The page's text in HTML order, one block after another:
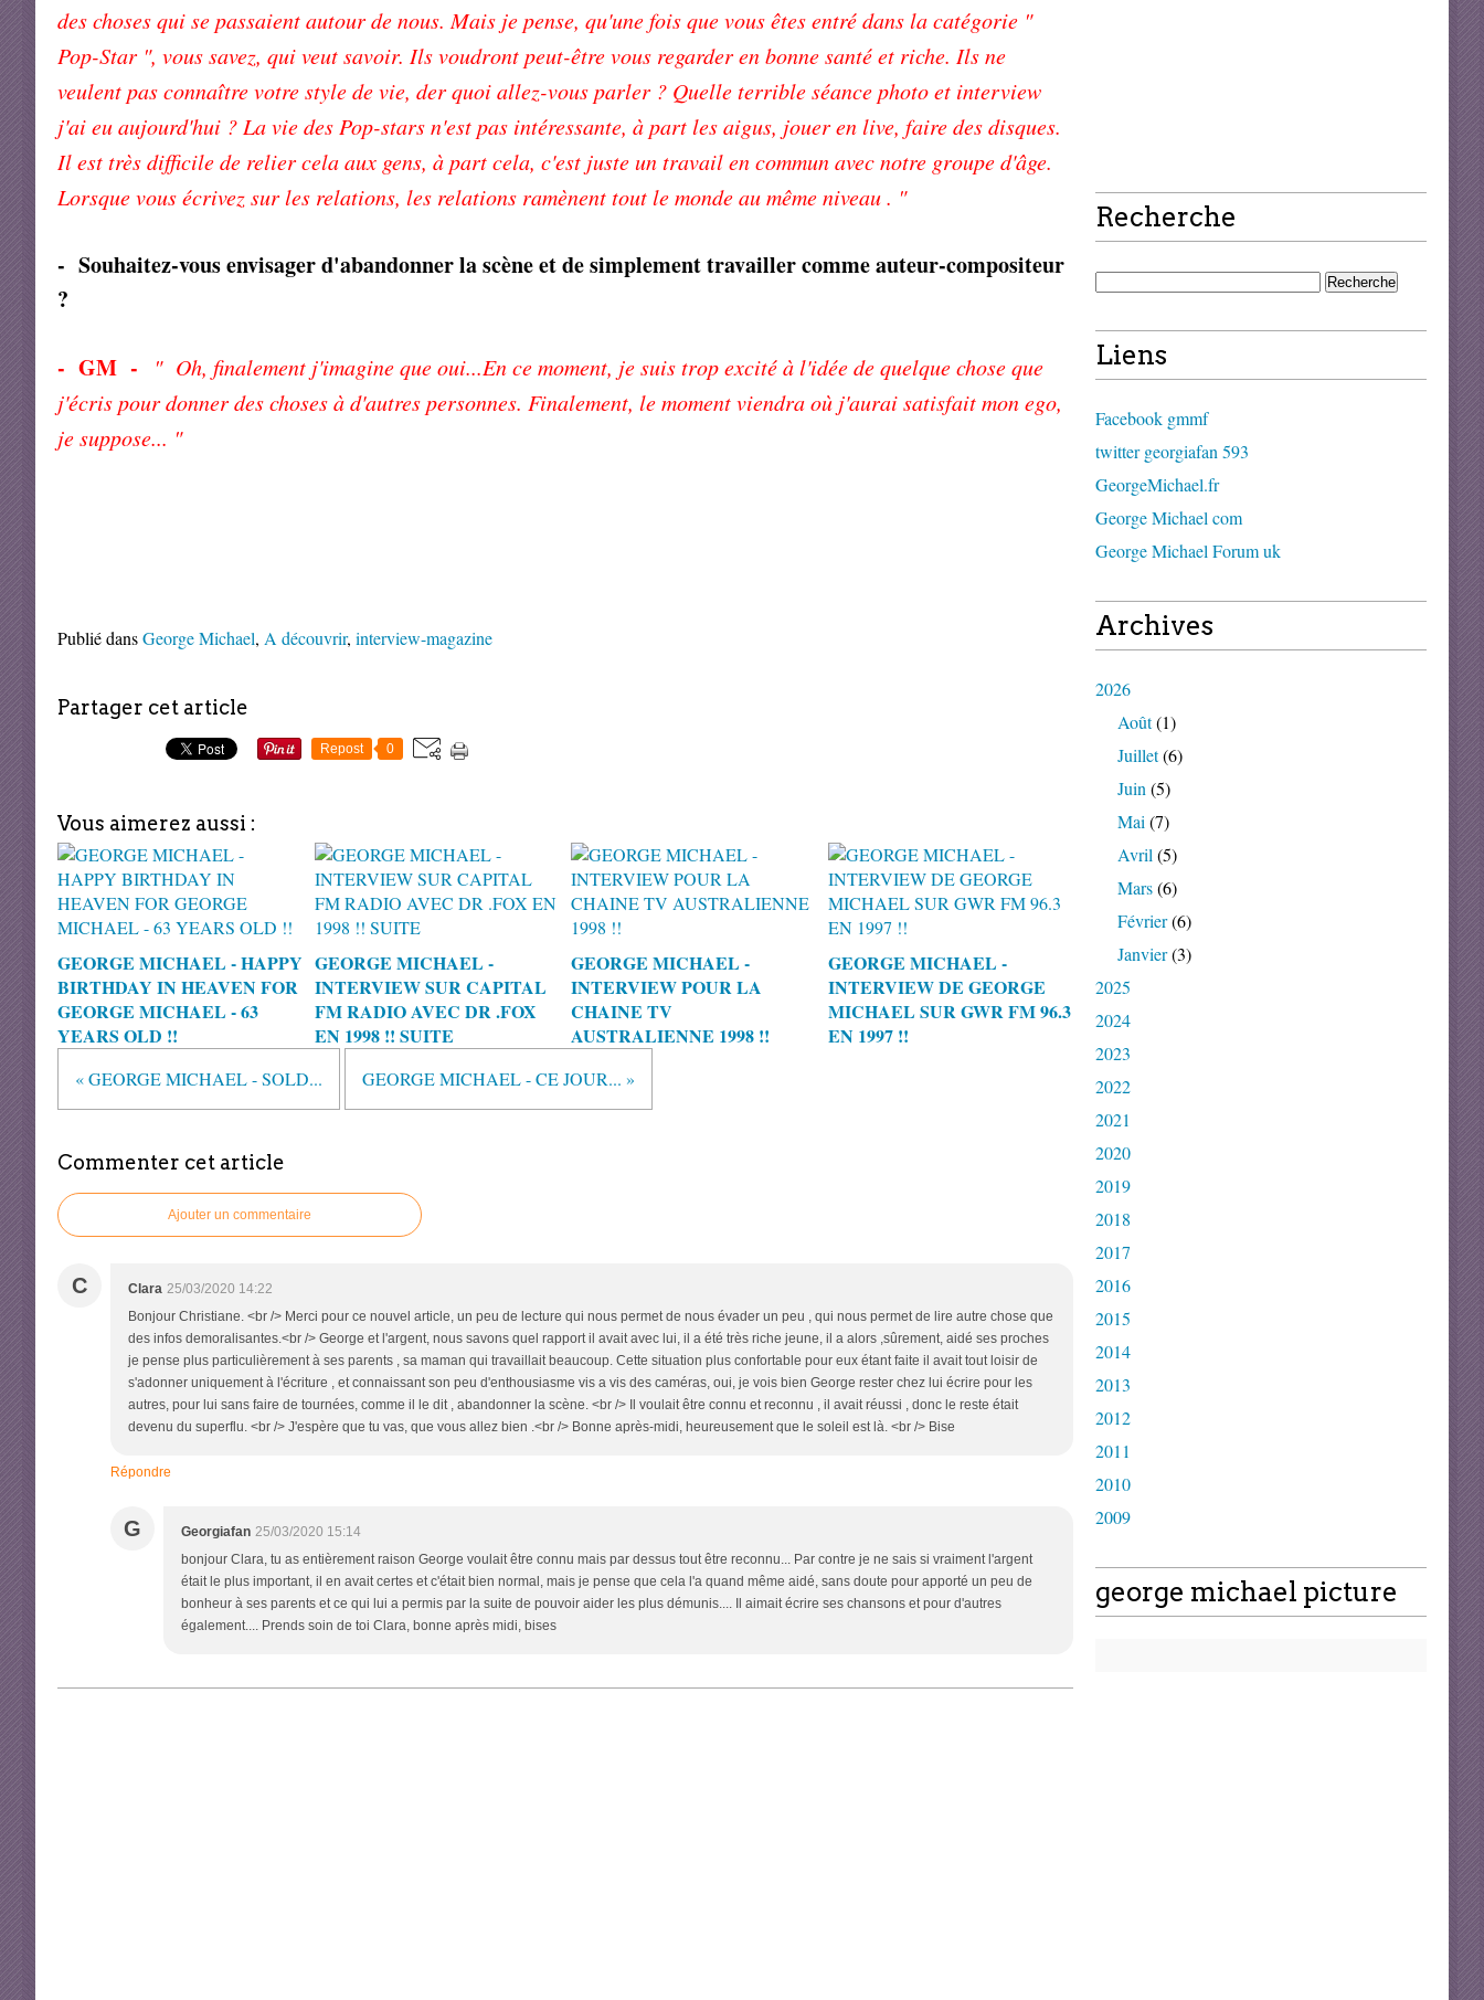
des choses qui se passaient autour de nous. Mais je pense, qu'une fois que vous êtes entré dans la catégorie "
Pop-Star ", vous savez, qui veut savoir. Ils voudront peut-être vous regarder en bonne santé et riche. Ils ne
veulent pas connaître votre style de vie, der quoi allez-vous parler ? Quelle terrible séance photo et interview
j'ai eu aujourd'hui ? La vie des Pop-stars n'est pas intéressante, à part les aigus, jouer en live, faire des disques.
Il est très difficile de relier cela aux gens, à part cela, c'est juste un travail en commun avec notre groupe d'âge.
Lorsque vous écrivez sur les relations, les relations ramènent tout le monde au même niveau . "
- Souhaitez-vous envisager d'abandonner la scène et de simplement travailler comme auteur-compositeur
?
- GM -
" Oh, finalement j'imagine que oui...En ce moment, je suis trop excité à l'idée de quelque chose que
j'écris pour donner des choses à d'autres personnes. Finalement, le moment viendra où j'aurai satisfait mon ego,
je suppose... "
Publié dansGeorge Michael, A découvrir, interview-magazine
Partager cet article
Repost 0
Vous aimerez aussi :
GEORGE MICHAEL - HAPPY
BIRTHDAY IN HEAVEN FOR
GEORGE MICHAEL - 63
YEARS OLD !!
GEORGE MICHAEL -
INTERVIEW SUR CAPITAL
FM RADIO AVEC DR .FOX
EN 1998 !! SUITE
GEORGE MICHAEL -
INTERVIEW POUR LA
CHAINE TV
AUSTRALIENNE 1998 !!
GEORGE MICHAEL -
INTERVIEW DE GEORGE
MICHAEL SUR GWR FM 96.3
EN 1997 !!
« GEORGE MICHAEL - SOLD... GEORGE MICHAEL - CE JOUR... »
Commenter cet article
Ajouter un commentaire
C Clara 25/03/2020 14:22
Bonjour Christiane. <br /> Merci pour ce nouvel article, un peu de lecture qui nous permet de nous évader un peu , qui nous permet de lire autre chose que
des infos demoralisantes.<br /> George et l'argent, nous savons quel rapport il avait avec lui, il a été très riche jeune, il a alors ,sûrement, aidé ses proches
je pense plus particulièrement à ses parents , sa maman qui travaillait beaucoup. Cette situation plus confortable pour eux étant faite il avait tout loisir de
s'adonner uniquement à l'écriture , et connaissant son peu d'enthousiasme vis a vis des caméras, oui, je vois bien George rester chez lui écrire pour les
autres, pour lui sans faire de tournées, comme il le dit , abandonner la scène. <br /> Il voulait être connu et reconnu , il avait réussi , donc le reste était
devenu du superflu. <br /> J'espère que tu vas, que vous allez bien .<br /> Bonne après-midi, heureusement que le soleil est là. <br /> Bise
Répondre
G Georgiafan 25/03/2020 15:14
bonjour Clara, tu as entièrement raison George voulait être connu mais par dessus tout être reconnu... Par contre je ne sais si vraiment l'argent
était le plus important, il en avait certes et c'était bien normal, mais je pense que cela l'a quand même aidé, sans doute pour apporté un peu de
bonheur à ses parents et ce qui lui a permis par la suite de pouvoir aider les plus démunis.... Il aimait écrire ses chansons et pour d'autres
également.... Prends soin de toi Clara, bonne après midi, bises
Recherche
Liens
Facebook gmmf
twitter georgiafan 593
GeorgeMichael.fr
George Michael com
George Michael Forum uk
Archives
2026
Août(1)
Juillet(6)
Juin (5)
Mai (7)
Avril (5)
Mars(6)
Février(6)
Janvier(3)
2025
2024
2023
2022
2021
2020
2019
2018
2017
2016
2015
2014
2013
2012
2011
2010
2009
george michael picture